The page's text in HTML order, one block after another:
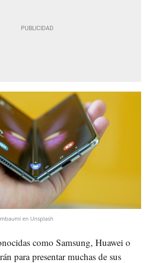
en Unsplash
como Samsung, Huawei o
para presentar muchas de sus